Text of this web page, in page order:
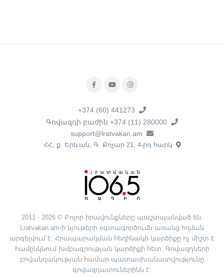
+374 (60) 441273
Գովազդի բաժին +374 (11) 280000
support@lratvakan.am
ՀՀ, ք. Երևան, Գ. Քոչար 21, 4-րդ հարկ
2011 - 2026 © Բոլոր իրավունքները պաշտպանված են:
Lratvakan.am-ի նյութերի օգտագործումն առանց հղման
արգելվում է: Հրապարակման հեղինակի կարծիքը ոչ միշտ է
համընկնում խմբագրության կարծիքի հետ: Գովազդների
բովանդակության համար պատասխանատվությունը
գովազդատուներինն է: